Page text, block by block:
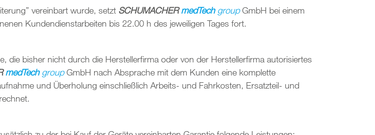
vereinbart wurde, setzt SCHUMACHERmedTechgroupGmbH bei einem
Kundendienstarbeiten bis 22.00 h des jeweiligen Tages fort.
die bisher nicht durch die Herstellerfirma oder von der Herstellerfirma autorisiertes
medTechgroupGmbH nach Absprache mit dem Kunden eine komplette
und Überholung einschließlich Arbeits- und Fahrkosten, Ersatzteil- und